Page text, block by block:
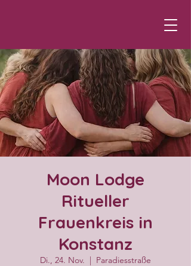
Moon Lodge
Ritueller
Frauenkreis in
Konstanz
Di., 24. Nov.
  |
Paradiesstraße